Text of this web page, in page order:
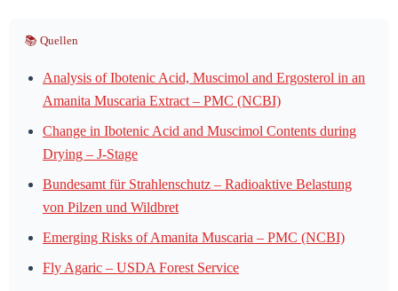
📚 Quellen
Analysis of Ibotenic Acid, Muscimol and Ergosterol in an
Amanita Muscaria Extract – PMC (NCBI)
Change in Ibotenic Acid and Muscimol Contents during
Drying – J-Stage
Bundesamt für Strahlenschutz – Radioaktive Belastung
von Pilzen und Wildbret
Emerging Risks of Amanita Muscaria – PMC (NCBI)
Fly Agaric – USDA Forest Service